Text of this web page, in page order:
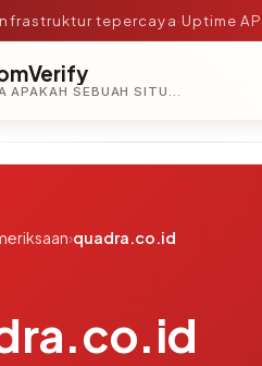
tepercaya·Uptime
PERIKSA APAKAH SEBUAH SITUS AMAN, TEPERCAYA, DAN TERVERIFIKASI DALAM HITUNGAN DETIK.
›quadra.co.id